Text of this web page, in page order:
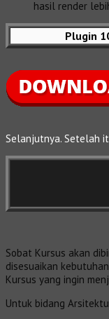
hasil render
Plugin
Selanjutnya. Setelah
Sobat Kursus akan
disesuaikan
Kursus yang ingin
Untuk bidang